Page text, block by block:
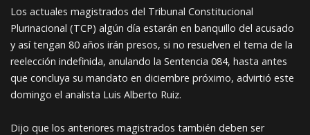
Los actuales magistrados del Tribunal Constitucional
Plurinacional (TCP) algún día estarán en banquillo del acusado
y así tengan 80 años irán presos, si no resuelven el tema de la
reelección indefinida, anulando la Sentencia 084, hasta antes
que concluya su mandato en diciembre próximo, advirtió este
domingo el analista Luis Alberto Ruiz.
Dijo que los anteriores magistrados también deben ser